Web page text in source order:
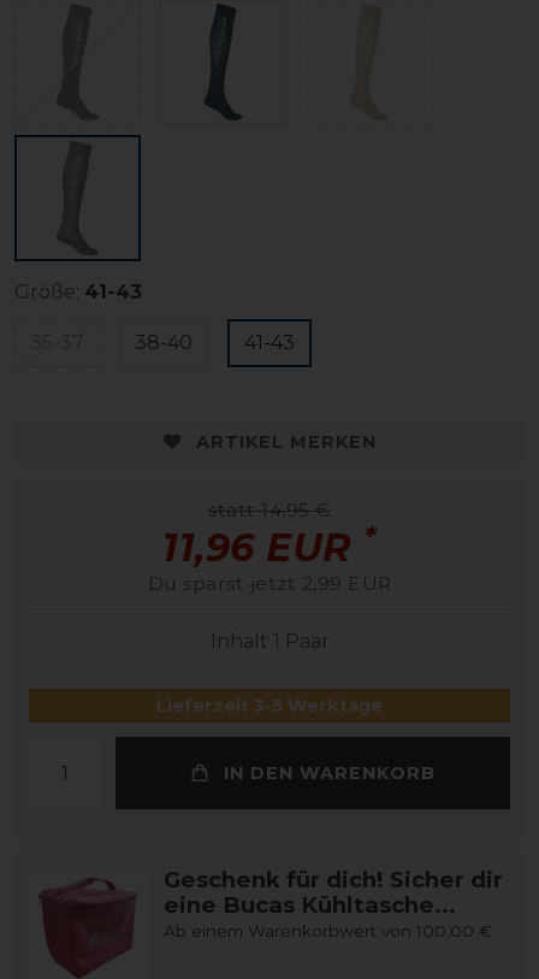
Größe: 41-43
38-40 41-43
ARTIKEL MERKEN
statt 14,95 €
11,96 EUR *
Du sparst jetzt 2,99 EUR
Inhalt 1 Paar
Lieferzeit 3-5 Werktage
IN DEN WARENKORB
Geschenk für dich! Sicher dir
eine Bucas Kühltasche...
Ab einem Warenkorbwert von 100,00 €